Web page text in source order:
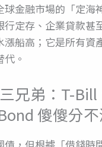
球金融市場的「定海
行定存、企業貸款甚
漲船高；它是所有資
。
兄弟：T-Bill
傻傻分不